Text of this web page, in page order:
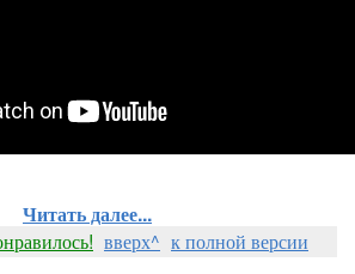
Читать далее...
вверх^ к полной версии